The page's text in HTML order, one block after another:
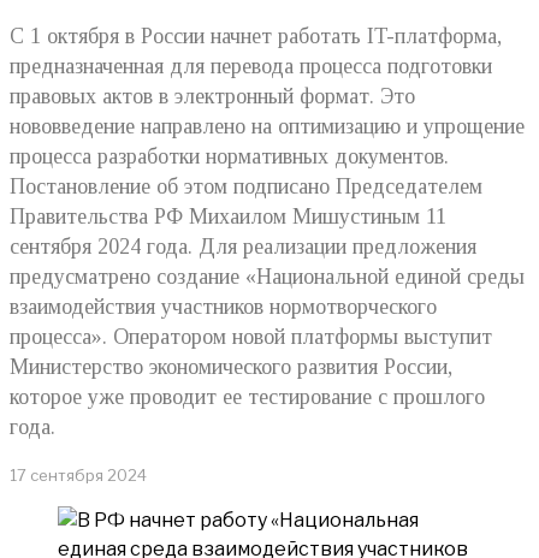
С 1 октября в России начнет работать IT-платформа,
предназначенная для перевода процесса подготовки
правовых актов в электронный формат. Это
нововведение направлено на оптимизацию и упрощение
процесса разработки нормативных документов.
Постановление об этом подписано Председателем
Правительства РФ Михаилом Мишустиным 11
сентября 2024 года. Для реализации предложения
предусматрено создание «Национальной единой среды
взаимодействия участников нормотворческого
процесса». Оператором новой платформы выступит
Министерство экономического развития России,
которое уже проводит ее тестирование с прошлого
года.
17 сентября 2024